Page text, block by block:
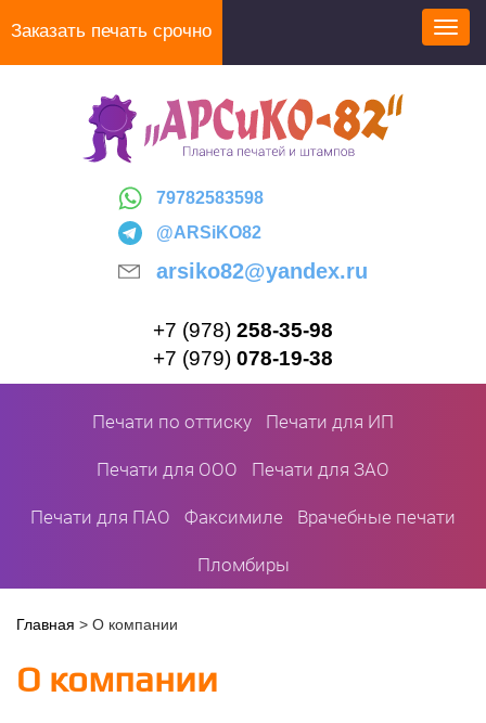
Заказать печать срочно
79782583598
@ARSiKO82
arsiko82@yandex.ru
+7 (978) 258-35-98
+7 (979) 078-19-38
Печати по оттиску Печати для ИП
Печати для ООО Печати для ЗАО
Печати для ПАО Факсимиле Врачебные печати
Пломбиры
Вы
здесь
Главная > О компании
О компании